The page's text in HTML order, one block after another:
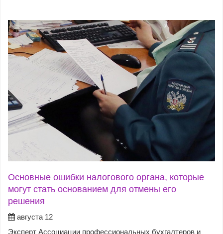
Основные ошибки налогового органа, которые
могут стать основанием для отмены его
решения
августа 12
Эксперт Ассоциации профессиональных бухгалтеров и